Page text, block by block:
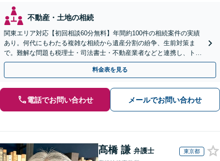
不動産・土地の相続
関東エリア対応【初回相談60分無料】年間約100件の相続案件の実績
あり。何代にもわたる複雑な相続から遺産分割の紛争、生前対策ま
で。難解な問題も税理士・司法書士・不動産業者などと連携し、トー
タルサポートで解決へ。まずはお気軽にご相談ください。
料金表を見る
電話でお問い合わせ メールでお問い合わせ
髙橋 謙 弁護士 東京都